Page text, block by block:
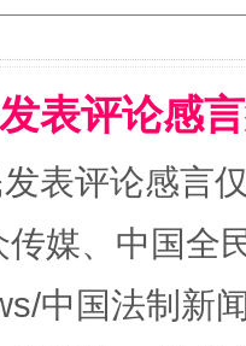
表评论感
表评论感言
媒、中国全
中国法制新